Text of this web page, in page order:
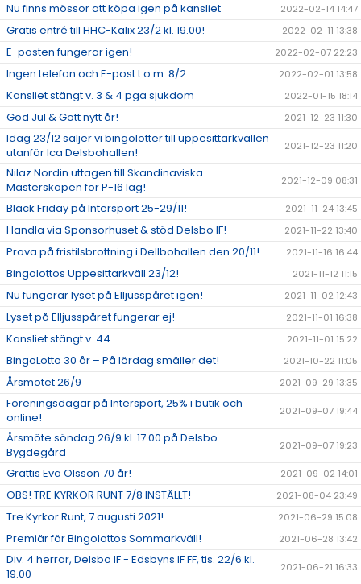
Nu finns mössor att köpa igen på kansliet 2022-02-14 14:47
Gratis entré till HHC-Kalix 23/2 kl. 19.00! 2022-02-11 13:38
E-posten fungerar igen! 2022-02-07 22:23
Ingen telefon och E-post t.o.m. 8/2 2022-02-01 13:58
Kansliet stängt v. 3 & 4 pga sjukdom 2022-01-15 18:14
God Jul & Gott nytt år! 2021-12-23 11:30
Idag 23/12 säljer vi bingolotter till uppesittarkvällen
utanför Ica Delsbohallen!
2021-12-23 11:20
Nilaz Nordin uttagen till Skandinaviska
Mästerskapen för P-16 lag!
2021-12-09 08:31
Black Friday på Intersport 25-29/11! 2021-11-24 13:45
Handla via Sponsorhuset & stöd Delsbo IF! 2021-11-22 13:40
Prova på fristilsbrottning i Dellbohallen den 20/11! 2021-11-16 16:44
Bingolottos Uppesittarkväll 23/12! 2021-11-12 11:15
Nu fungerar lyset på Elljusspåret igen! 2021-11-02 12:43
Lyset på Elljusspåret fungerar ej! 2021-11-01 16:38
Kansliet stängt v. 44 2021-11-01 15:22
BingoLotto 30 år – På lördag smäller det! 2021-10-22 11:05
Årsmötet 26/9 2021-09-29 13:35
Föreningsdagar på Intersport, 25% i butik och
online!
2021-09-07 19:44
Årsmöte söndag 26/9 kl. 17.00 på Delsbo
Bygdegård
2021-09-07 19:23
Grattis Eva Olsson 70 år! 2021-09-02 14:01
OBS! TRE KYRKOR RUNT 7/8 INSTÄLLT! 2021-08-04 23:49
Tre Kyrkor Runt, 7 augusti 2021! 2021-06-29 15:08
Premiär för Bingolottos Sommarkväll! 2021-06-28 13:42
Div. 4 herrar, Delsbo IF - Edsbyns IF FF, tis. 22/6 kl.
19.00
2021-06-21 16:33